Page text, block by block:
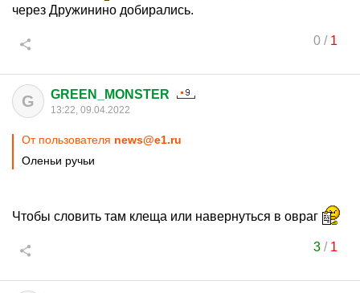
через Дружинино добирались.
0/ 1
G GREEN_MONSTER
13:22, 09.04.2022
От пользователя news@e1.ru
Оленьи ручьи
Чтобы словить там клеща или навернуться в овраг
3/ 1